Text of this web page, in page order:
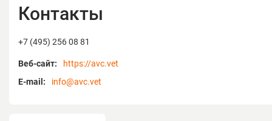
Контакты
+7 (495) 256 08 81
Веб-сайт:
https://avc.vet
E-mail:
info@avc.vet